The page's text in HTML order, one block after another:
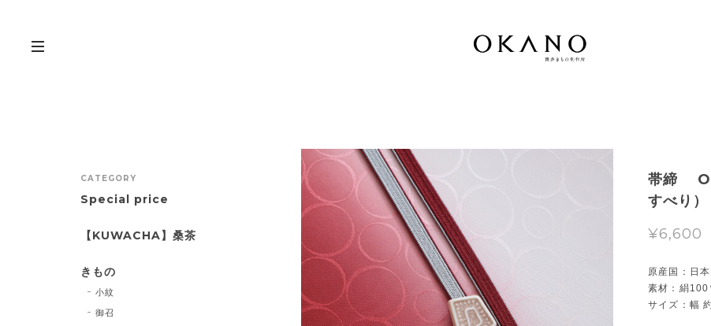
帯締
すべり）
¥6,600
原産国：日本
素材：絹100
サイズ：幅
CATEGORY
Special price
【KUWACHA】桑茶
きもの
小紋
御召